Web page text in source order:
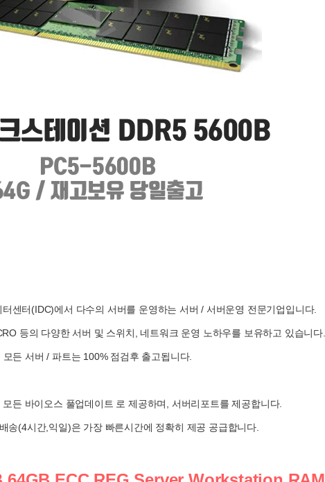
터센터(IDC)에서 다수의 서버를 운영하는 서버 / 서버운영 전문기업입니다.
등의 다양한 서버 및 스위치, 네트워크 운영 노하우를 보유하고 있습니다.
모든 서버 / 파트는 100% 점검후 출고됩니다.
든 바이오스 풀업데이트 로 제공하며, 서버리포트를 제공합니다.
송(4시간,익일)은 가장 빠른시간에 정확히 제공 공급합니다.